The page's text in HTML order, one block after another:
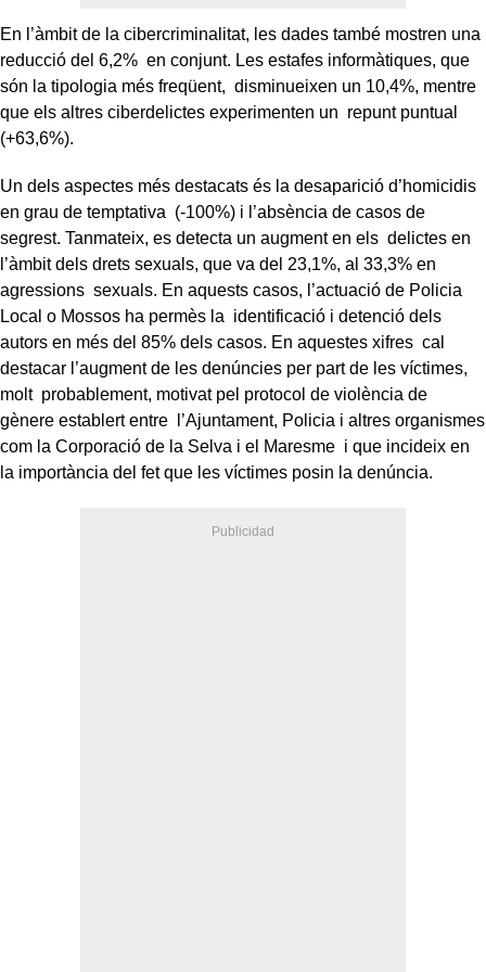
En l’àmbit de la cibercriminalitat, les dades també mostren una
reducció del 6,2% en conjunt. Les estafes informàtiques, que
són la tipologia més freqüent, disminueixen un 10,4%, mentre
que els altres ciberdelictes experimenten un repunt puntual
(+63,6%).
Un dels aspectes més destacats és la desaparició d’homicidis
en grau de temptativa (-100%) i l’absència de casos de
segrest. Tanmateix, es detecta un augment en els delictes en
l’àmbit dels drets sexuals, que va del 23,1%, al 33,3% en
agressions sexuals. En aquests casos, l’actuació de Policia
Local o Mossos ha permès la identificació i detenció dels
autors en més del 85% dels casos. En aquestes xifres cal
destacar l’augment de les denúncies per part de les víctimes,
molt probablement, motivat pel protocol de violència de
gènere establert entre l’Ajuntament, Policia i altres organismes
com la Corporació de la Selva i el Maresme i que incideix en
la importància del fet que les víctimes posin la denúncia.